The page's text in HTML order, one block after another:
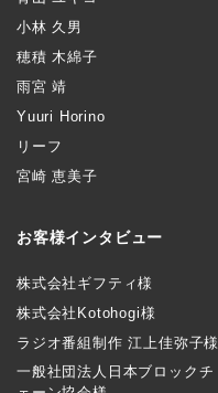
小林 久男
穂積 木綿子
雨宮 靖
Yuuri Horino
リーフ
宮崎 恵美子
お客様インタビュー
株式会社ギフティ様
株式会社Kotohogi様
ラジオ番組制作 江上佳弥子様
一般社団法人日本ブロックチ